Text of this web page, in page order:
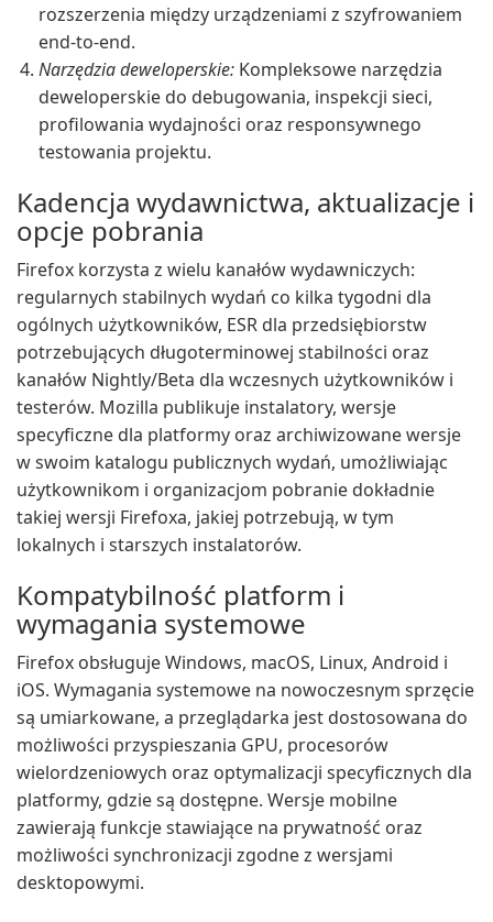
rozszerzenia między urządzeniami z szyfrowaniem
end-to-end.
Narzędzia deweloperskie: Kompleksowe narzędzia
deweloperskie do debugowania, inspekcji sieci,
profilowania wydajności oraz responsywnego
testowania projektu.
Kadencja wydawnictwa, aktualizacje i
opcje pobrania
Firefox korzysta z wielu kanałów wydawniczych:
regularnych stabilnych wydań co kilka tygodni dla
ogólnych użytkowników, ESR dla przedsiębiorstw
potrzebujących długoterminowej stabilności oraz
kanałów Nightly/Beta dla wczesnych użytkowników i
testerów. Mozilla publikuje instalatory, wersje
specyficzne dla platformy oraz archiwizowane wersje
w swoim katalogu publicznych wydań, umożliwiając
użytkownikom i organizacjom pobranie dokładnie
takiej wersji Firefoxa, jakiej potrzebują, w tym
lokalnych i starszych instalatorów.
Kompatybilność platform i
wymagania systemowe
Firefox obsługuje Windows, macOS, Linux, Android i
iOS. Wymagania systemowe na nowoczesnym sprzęcie
są umiarkowane, a przeglądarka jest dostosowana do
możliwości przyspieszania GPU, procesorów
wielordzeniowych oraz optymalizacji specyficznych dla
platformy, gdzie są dostępne. Wersje mobilne
zawierają funkcje stawiające na prywatność oraz
możliwości synchronizacji zgodne z wersjami
desktopowymi.